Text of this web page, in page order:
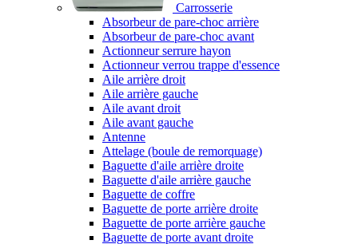
Carrosserie
Absorbeur de pare-choc arrière
Absorbeur de pare-choc avant
Actionneur serrure hayon
Actionneur verrou trappe d'essence
Aile arrière droit
Aile arrière gauche
Aile avant droit
Aile avant gauche
Antenne
Attelage (boule de remorquage)
Baguette d'aile arrière droite
Baguette d'aile arrière gauche
Baguette de coffre
Baguette de porte arrière droite
Baguette de porte arrière gauche
Baguette de porte avant droite